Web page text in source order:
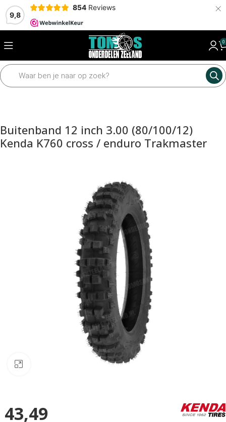
9,8
854 Reviews ×
0
Home Framedelen Banden Buitenbanden
Buitenband 12 inch 3.00 (80/100/12)
Kenda K760 cross / enduro Trakmaster
43,49